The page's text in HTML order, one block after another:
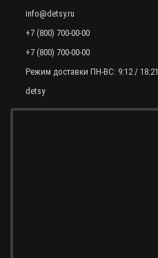
info@detsy.ru
+7 (800) 700-00-00
+7 (800) 700-00-00
Режим доставки ПН-ВС: 9:12 / 18:21
detsy